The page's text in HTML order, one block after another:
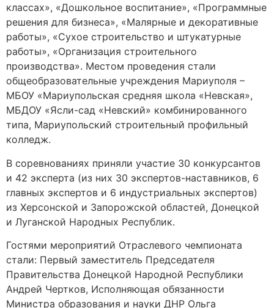
классах», «Дошкольное воспитание», «Программные
решения для бизнеса», «Малярные и декоративные
работы», «Сухое строительство и штукатурные
работы», «Организация строительного
производства». Местом проведения стали
общеобразовательные учреждения Мариуполя –
МБОУ «Мариупольская средняя школа «Невская»,
МБДОУ «Ясли-сад «Невский» комбинированного
типа, Мариупольский строительный профильный
колледж.
В соревнованиях приняли участие 30 конкурсантов
и 42 эксперта (из них 30 экспертов-наставников, 6
главных экспертов и 6 индустриальных экспертов)
из Херсонской и Запорожской областей, Донецкой
и Луганской Народных Республик.
Гостями мероприятий Отраслевого чемпионата
стали: Первый заместитель Председателя
Правительства Донецкой Народной Республики
Андрей Чертков, Исполняющая обязанности
Министра образования и науки ДНР Ольга